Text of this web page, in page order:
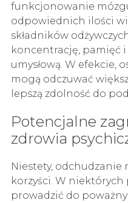
funkcjonowanie
odpowiednich ilości
składników
koncentrację, pamięć
umysłową. W efekcie,
mogą odczuwać
lepszą zdolność do
Potencjalne
zdrowia
Niestety, odchudzanie
korzyści. W
prowadzić do